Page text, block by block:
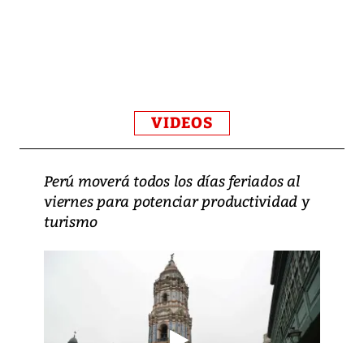
VIDEOS
Perú moverá todos los días feriados al
viernes para potenciar productividad y
turismo